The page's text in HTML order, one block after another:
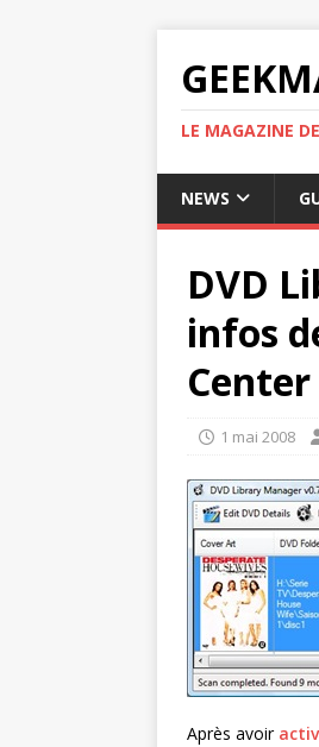
LE MAGAZINE
NEWS
DVD
infos
Center
1 mai 2008
Après avoir